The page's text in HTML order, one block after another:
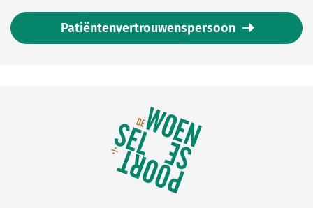
Patiëntenvertrouwenspersoon
Belangrijke